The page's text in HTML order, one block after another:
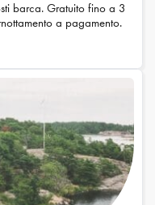
barca. Gratuito fino a 3
a pagamento.